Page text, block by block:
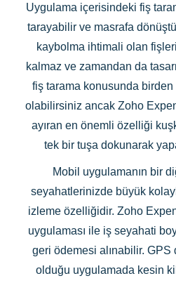
Uygulama içerisindeki fiş
tarayabilir ve masrafa
kaybolma ihtimali olan
kalmaz ve zamandan da
fiş tarama konusunda
olabilirsiniz ancak Zoho
ayıran en önemli özelliği
tek bir tuşa dokunarak
Mobil uygulamanın bir
seyahatlerinizde büyük
izleme özelliğidir. Zoho
uygulaması ile iş seyahati
geri ödemesi alınabilir.
olduğu uygulamada kesin